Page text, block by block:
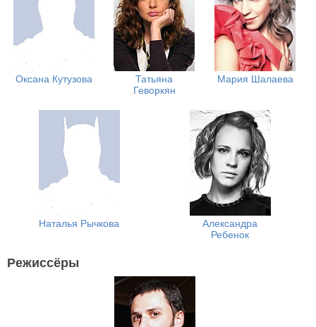
Оксана Кутузова
Татьяна
Геворкян
Мария Шалаева
Наталья Рычкова
Александра
Ребенок
Режиссёры